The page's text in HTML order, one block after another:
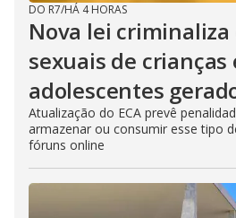
DO R7/HÁ 4 HORAS
Nova lei
sexuais de crianças
adolescentes
Atualização do ECA prevê
armazenar ou consumir esse tipo
fóruns online